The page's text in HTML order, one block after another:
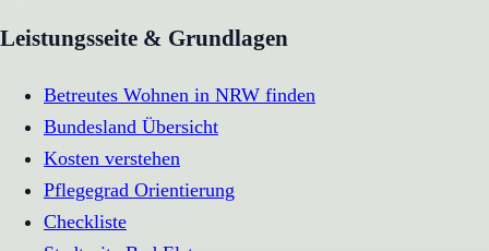
Leistungsseite & Grundlagen
Betreutes Wohnen in NRW finden
Bundesland Übersicht
Kosten verstehen
Pflegegrad Orientierung
Checkliste